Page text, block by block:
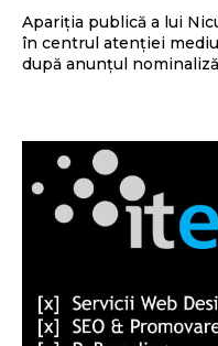
Apariția publică a lui
în centrul atenției
după anunțul